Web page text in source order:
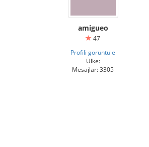
amigueo
47
Profili görüntüle
Ülke:
Mesajlar: 3305